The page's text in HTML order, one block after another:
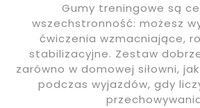
Gumy treningowe są
wszechstronność: możesz
ćwiczenia wzmacniające,
stabilizacyjne. Zestaw
zarówno w domowej siłowni,
podczas wyjazdów, gdy